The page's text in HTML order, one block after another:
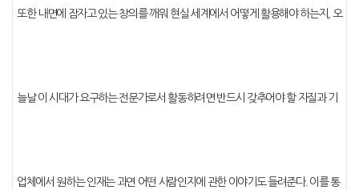
또한 내면에 잠자고 있는 창의를 깨워 현실 세계에서 어떻게 활용해야 하는지 , 오
늘날 이 시대가 요구하는 전문가로서 활동하려면 반드시 갖추어야 할 자질과 기
업체에서 원하는 인재는 과연 어떤 사람인지에 관한 이야기도 들려준다. 이를 통